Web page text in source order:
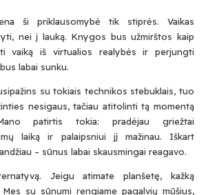
ši priklausomybė tik stiprės. Vaikas
nei į lauką. Knygos bus užmirštos kaip
vaiką iš virtualios realybės ir perjungti
labai sunku.
su tokiais technikos stebuklais, tuo
nesigaus, tačiau atitolinti tą momentą
patirtis tokia: pradėjau griežtai
laiką ir palaipsniui jį mažinau. Iškart
– sūnus labai skausmingai reagavo.
Jeigu atimate planšetę, kažką
su sūnumi rengiame pagalvių mūšius,